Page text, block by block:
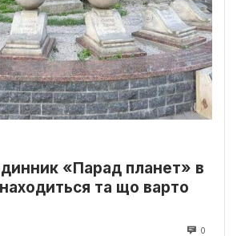
«Парад планет» в
та що варто
0